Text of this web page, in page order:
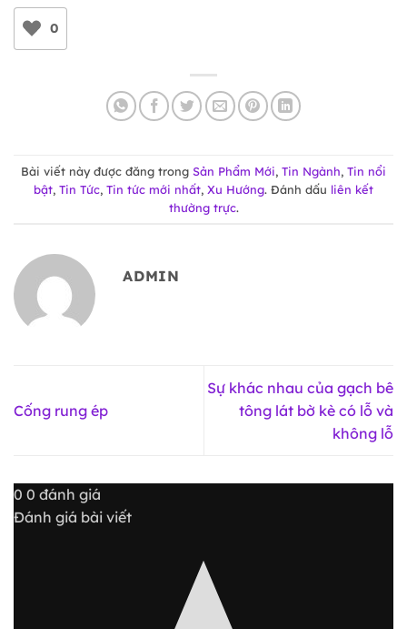
0
Bài viết này được đăng trong Sản Phẩm Mới, Tin Ngành, Tin nổi
bật, Tin Tức, Tin tức mới nhất, Xu Hướng. Đánh dấu liên kết
thường trực.
ADMIN
Cống rung ép
Sự khác nhau của gạch bê
tông lát bờ kè có lỗ và
không lỗ
0 0 đánh giá
Đánh giá bài viết